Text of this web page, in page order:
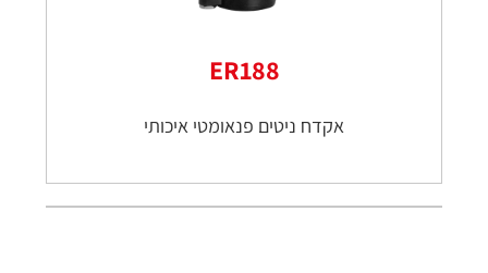
ER188
אקדח ניטים פנאומטי איכותי